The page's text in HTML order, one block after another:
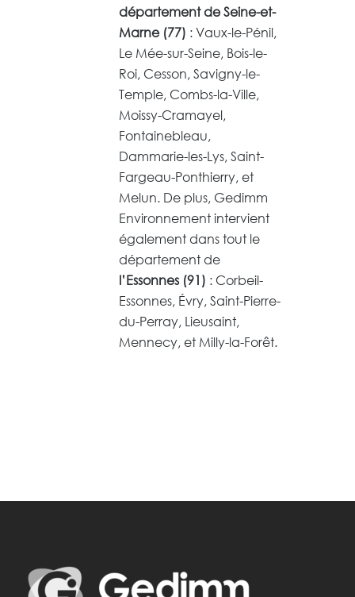
département de Seine-et-
Marne (77) : Vaux-le-Pénil,
Le Mée-sur-Seine, Bois-le-
Roi, Cesson, Savigny-le-
Temple, Combs-la-Ville,
Moissy-Cramayel,
Fontainebleau,
Dammarie-les-Lys, Saint-
Fargeau-Ponthierry, et
Melun. De plus, Gedimm
Environnement intervient
également dans tout le
département de
l’Essonnes (91) : Corbeil-
Essonnes, Évry, Saint-Pierre-
du-Perray, Lieusaint,
Mennecy, et Milly-la-Forêt.